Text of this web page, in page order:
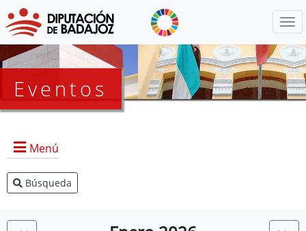
Eventos
Menú
Agenda Presidencia
Búsqueda